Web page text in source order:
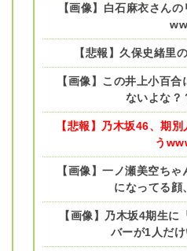
【画像】白石麻衣さん
【悲報】久保史緒里
【画像】この井上小百
ないよな
【悲報】乃木坂46、期
う
【画像】一ノ瀬美空ち
になってる
【画像】乃木坂4期生
バーが1人だ